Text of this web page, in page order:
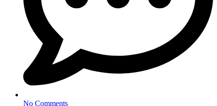
No Comments